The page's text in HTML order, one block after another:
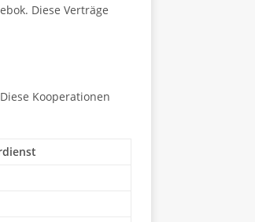
Diese Verträge
Kooperationen